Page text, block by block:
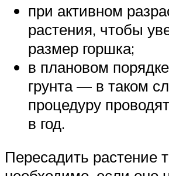
при активном
растения, чтобы
размер горшка;
в плановом
грунта — в таком
процедуру
в год.
Пересадить растение